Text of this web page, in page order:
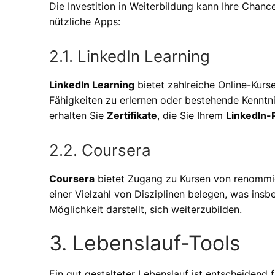
Die Investition in Weiterbildung kann Ihre
nützliche Apps:
2.1. LinkedIn Learning
LinkedIn Learning bietet zahlreiche Online-
Fähigkeiten zu erlernen oder bestehende
erhalten Sie Zertifikate, die Sie Ihrem LinkedIn-
2.2. Coursera
Coursera bietet Zugang zu Kursen von
einer Vielzahl von Disziplinen belegen, was
Möglichkeit darstellt, sich weiterzubilden.
3. Lebenslauf-Tools